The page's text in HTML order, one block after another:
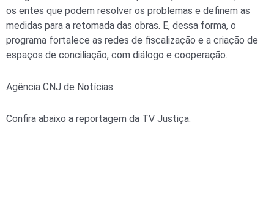
os entes que podem resolver os problemas e definem as
medidas para a retomada das obras. E, dessa forma, o
programa fortalece as redes de fiscalização e a criação de
espaços de conciliação, com diálogo e cooperação.
Agência CNJ de Notícias
Confira abaixo a reportagem da TV Justiça: